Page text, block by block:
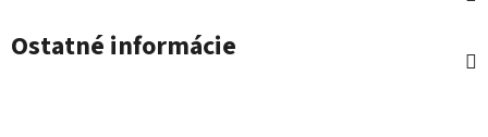
Ostatné informácie